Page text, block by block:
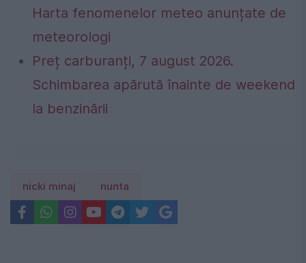
Harta fenomenelor meteo anunțate de
meteorologi
Preț carburanți, 7 august 2026.
Schimbarea apărută înainte de weekend
la benzinării
nicki minaj nunta